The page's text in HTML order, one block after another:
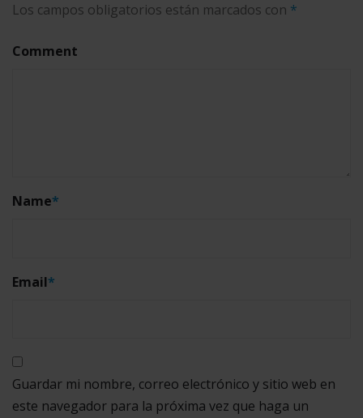
Los campos obligatorios están marcados con *
Comment
Name*
Email*
Guardar mi nombre, correo electrónico y sitio web en
este navegador para la próxima vez que haga un